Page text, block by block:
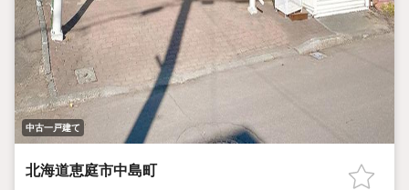
中古一戸建て
北海道恵庭市中島町